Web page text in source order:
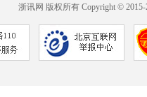
浙讯网 版权所有 Copyright © 2015-